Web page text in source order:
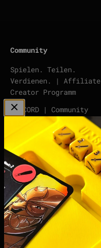
Community
Spielen. Teilen.
Verdienen. | Affiliate
Creator Programm
DISCORD | Community
points | Score Tracker
Podcast
Impressum
Datenschutzerklärung
Widerrufsrecht &
Widerrufsformular
Allgemeine